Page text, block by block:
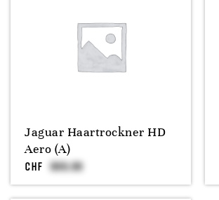
Jaguar Haartrockner HD
Aero (A)
CHF